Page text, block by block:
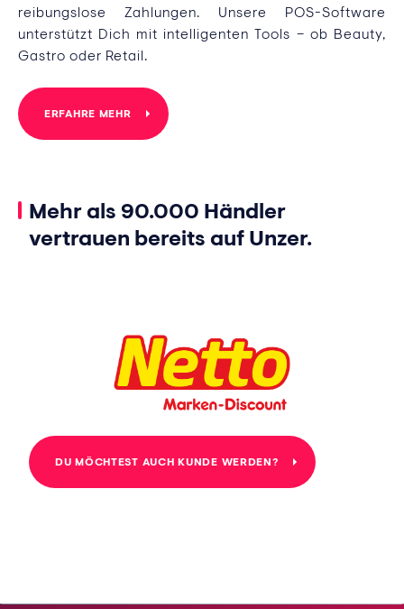
reibungslose Zahlungen. Unsere POS-Software
unterstützt Dich mit intelligenten Tools – ob Beauty,
Gastro oder Retail.
ERFAHRE MEHR
Mehr als 90.000 Händler
vertrauen bereits auf Unzer.
DU MÖCHTEST AUCH KUNDE WERDEN?